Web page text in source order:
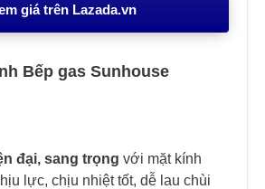
giá trên Lazada.vn
Bếp gas Sunhouse
đại, sang trọng với mặt kính
lực, chịu nhiệt tốt, dễ lau chùi